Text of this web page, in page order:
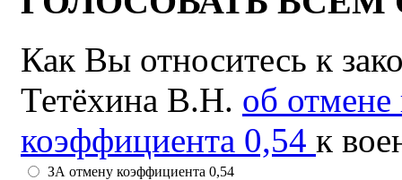
Как Вы относитесь к
Тетёхина В.Н. об
коэффициента 0,54 к
ЗА отмену коэффициента 0,54